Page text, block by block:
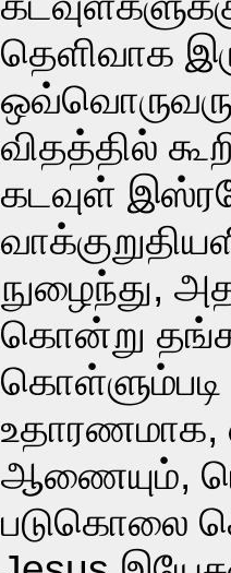
தெளிவாக
விதத்தில்
கடவுள்
நுழைந்து,
கொன்று
கொள்ளும்படி
உதாரணமாக,
ஆணையும்,
படுகொலை